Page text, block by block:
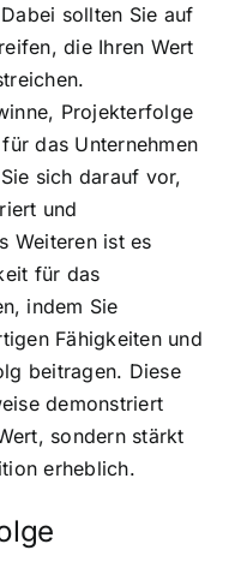
sollten Sie auf
die Ihren Wert
Projekterfolge
das Unternehmen
sich darauf vor,
und
Weiteren ist es
für das
indem Sie
Fähigkeiten und
beitragen. Diese
demonstriert
sondern stärkt
erheblich.